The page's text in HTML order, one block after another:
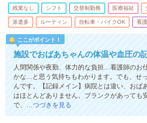
残業なし シフト 交替制勤務 医療福祉
派遣多 ルーティン 自転車・バイクOK 看
ここがポイント！
施設でおばあちゃんの体温や血圧の
人間関係や夜勤、体力的な負担…看護師のお
かな...と思う気持ちもわかります。でも、せ
んです。【記録メイン】病院とは違い、おば
はほとんどありません。ブランクがあっても
で、…つづきを見る